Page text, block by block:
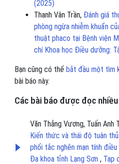
(2025)
Thanh Vân Trần, Đánh giá
phòng ngừa nhiễm khuẩn
thuật phaco tại Bệnh viện
chí Khoa học Điều dưỡng:
Bạn cũng có thể bắt đầu một tìm
bài báo này.
Các bài báo được đọc
Văn Thắng Vương, Tuấn Anh
Kiến thức và thái độ tuân
phổi tắc nghẽn mạn tính
Đa khoa tỉnh Lạng Sơn , Tạp